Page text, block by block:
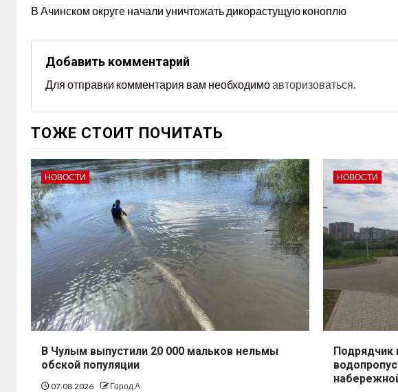
В Ачинском округе начали уничтожать дикорастущую коноплю
Добавить комментарий
Для отправки комментария вам необходимоавторизоваться.
ТОЖЕ СТОИТ ПОЧИТАТЬ
НОВОСТИ
В Чулым выпустили 20 000 мальков нельмы
обской популяции
07.08.2026 Город А
НОВОСТИ
Подрядчик